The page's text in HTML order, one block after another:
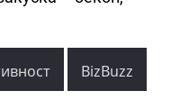
BizBuzz